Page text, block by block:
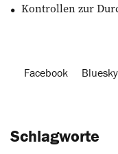
Kontrollen zur
Facebook Bluesky
Schlagworte